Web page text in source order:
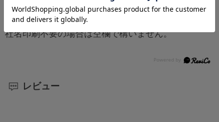
ご」上部の【看板_企業名】欄に入力をしてくださ
い。
社名印刷不要の場合は空欄で構いません。
レビュー